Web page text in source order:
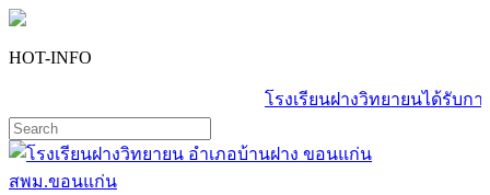
HOT-INFO
โรงเรียนฝางวิทยายนได้รับก